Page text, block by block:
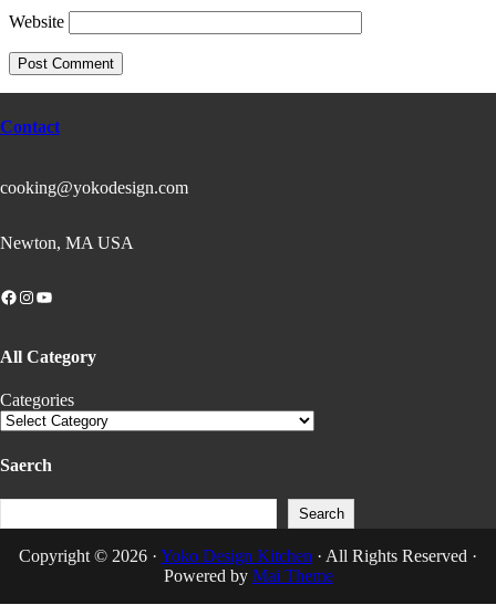
Website
Contact
cooking@yokodesign.com
Newton, MA USA
Facebook
Instagram
YouTube
All Category
Categories
Saerch
Search
Copyright © 2026 · Yoko Design Kitchen · All Rights Reserved ·
Powered by Mai Theme